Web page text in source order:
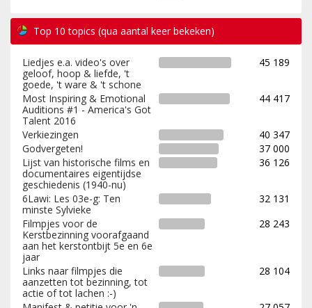
Top 10 topics (qua aantal keer bekeken)
Liedjes e.a. video's over
geloof, hoop & liefde, 't
goede, 't ware & 't schone
45 189
Most Inspiring & Emotional
Auditions #1 - America's Got
Talent 2016
44 417
Verkiezingen
40 347
Godvergeten!
37 000
Lijst van historische films en
documentaires eigentijdse
geschiedenis (1940-nu)
36 126
6Lawi: Les 03e-g: Ten
minste Sylvieke
32 131
Filmpjes voor de
Kerstbezinning voorafgaand
aan het kerstontbijt 5e en 6e
jaar
28 243
Links naar filmpjes die
aanzetten tot bezinning, tot
actie of tot lachen :-)
28 104